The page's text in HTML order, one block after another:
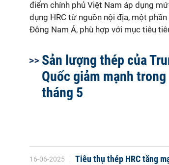
điểm chính phủ Việt Nam áp dụng
dụng HRC từ nguồn nội địa, một
Đông Nam Á, phù hợp với mục tiêu
Sản lượng thép của
Quốc giảm mạnh trong
tháng 5
16-06-2025 Tiêu thụ thép HRC tăng